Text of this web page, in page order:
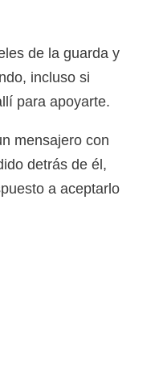
de la guarda y
incluso si
para apoyarte.
mensajero con
detrás de él,
a aceptarlo